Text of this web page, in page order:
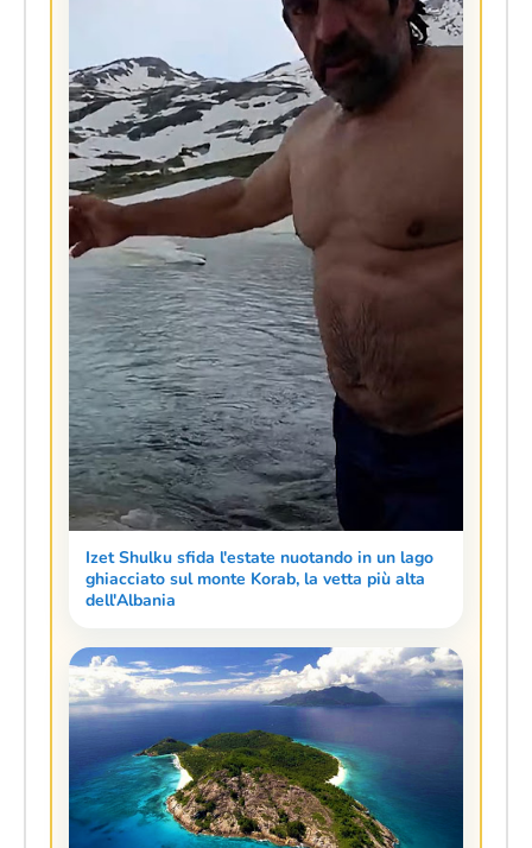
Izet Shulku sfida l'estate nuotando in un lago
ghiacciato sul monte Korab, la vetta più alta
dell'Albania